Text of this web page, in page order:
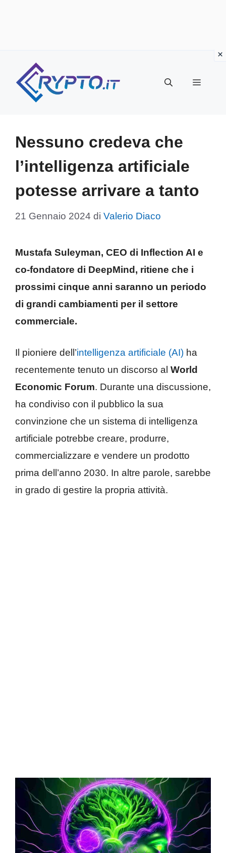
contenuto
Menu
Nessuno credeva che
l’intelligenza artificiale
potesse arrivare a tanto
21 Gennaio 2024 di Valerio Diaco
Mustafa Suleyman, CEO di Inflection AI e
co-fondatore di DeepMind, ritiene che i
prossimi cinque anni saranno un periodo
di grandi cambiamenti per il settore
commerciale.
Il pioniere dell’intelligenza artificiale (AI) ha
recentemente tenuto un discorso al World
Economic Forum. Durante una discussione,
ha condiviso con il pubblico la sua
convinzione che un sistema di intelligenza
artificiale potrebbe creare, produrre,
commercializzare e vendere un prodotto
prima dell’anno 2030. In altre parole, sarebbe
in grado di gestire la propria attività.